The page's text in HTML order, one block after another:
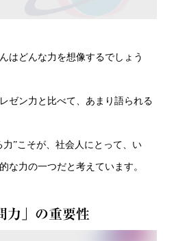
はどんな力を想像するでしょう
ゼン力と比べて、あまり語られる
力”こそが、社会人にとって、い
な力の一つだと考えています。
力」の重要性